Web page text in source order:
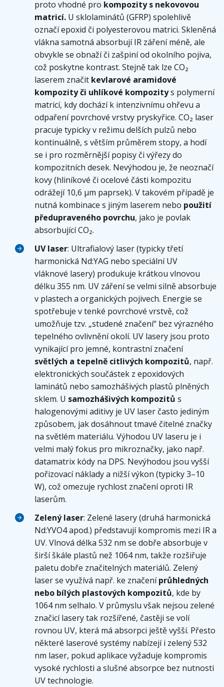
proto vhodné pro kompozity s nekovovou
matricí. U sklolaminátů (GFRP) spolehlivě
označí epoxid či polyesterovou matrici. Skleněná
vlákna samotná absorbují IR záření méně, ale
obvykle se obnaží či zašpiní od okolního pojiva,
což poskytne kontrast. Stejně tak lze CO₂
laserem značit kevlarové aramidové
kompozity či uhlíkové kompozitys polymerní
matricí, kdy dochází k intenzivnímu ohřevu a
odpaření povrchové vrstvy pryskyřice. CO₂ laser
pracuje typicky v režimu delších pulzů nebo
kontinuálně, s větším průměrem stopy, a hodí
se i pro rozměrnější popisy či výřezy do
kompozitních desek. Nevýhodou je, že neoznačí
kovy (hliníkové či ocelové části kompozitu
odrážejí 10,6 µm paprsek). V takovém případě je
nutná kombinace s jiným laserem nebo použití
předupraveného povrchu, jako je povlak
absorbující CO₂.
UV laser: Ultrafialový laser (typicky třetí
harmonická Nd:YAG nebo speciální UV
vláknové lasery) produkuje krátkou vlnovou
délku 355 nm. UV záření se velmi silně absorbuje
v plastech a organických pojivech. Energie se
spotřebuje v tenké povrchové vrstvě, což
umožňuje tzv. „studené značení“ bez výrazného
tepelného ovlivnění okolí. UV lasery jsou proto
vynikající pro jemné, kontrastní značení
světlých a tepelně citlivých kompozitů, např.
elektronických součástek z epoxidových
laminátů nebo samozhášivých plastů plněných
sklem. U samozhášivých kompozitů s
halogenovými aditivy je UV laser často jediným
způsobem, jak dosáhnout tmavé čitelné značky
na světlém materiálu. Výhodou UV laseru je i
velmi malý fokus pro mikroznačky, jako např.
datamatrix kódy na DPS. Nevýhodou jsou vyšší
pořizovací náklady a nižší výkon (typicky 3–10
W), což omezuje rychlost značení oproti IR
laserům.
Zelený laser: Zelené lasery (druhá harmonická
Nd:YVO4 apod.) představují kompromis mezi IR a
UV. Vlnová délka 532 nm se dobře absorbuje v
širší škále plastů než 1064 nm, takže rozšiřuje
paletu dobře značitelných materiálů. Zelený
laser se využívá např. ke značeníprůhledných
nebo bílých plastových kompozitů, kde by
1064 nm selhalo. V průmyslu však nejsou zelené
značicí lasery tak rozšířené, častěji se volí
rovnou UV, která má absorpci ještě vyšší. Přesto
některé laserové systémy nabízejí i zelený 532
nm laser, pokud aplikace vyžaduje kompromis
vysoké rychlosti a slušné absorpce bez nutnosti
UV technologie.